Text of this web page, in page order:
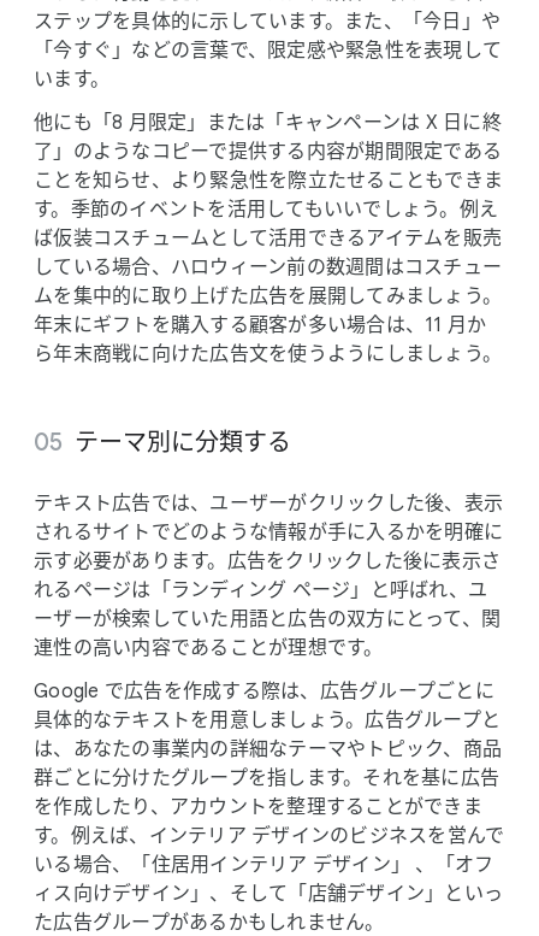
ステップを​具体的に​示しています。​また、​「今日」や​
「今すぐ」などの​言葉で、​限定感や​緊急性を​表現して
います。
他にも​「8 月限定」または​「キャンペーンは X 日に​終
了」のような​コピーで​提供する​内容が​期間限定である​
ことを​知らせ、​より​緊急性を​際立たせる​ことも​できま
す。​季節の​イベントを​活用しても​いいでしょう。​例え
ば​仮装コスチュームと​して​活用できる​アイテムを​販売
している​場合、​ハロウィーン前の​数週間は​コスチュー
ムを​集中的に​取り上げた​広告を​展開してみましょう。​
年末に​ギフトを​購入する​顧客が​多い​場合は、​11 月か
ら​年末商戦に​向けた​広告文を​使うようにしましょう。
テーマ別に​分類する
テキスト​広告では、​ユーザーが​クリックした後、​表示
される​サイトで​どのような​情報が​手に​入るかを​明確に​
示す必要が​あります。​広告を​クリックした​後に​表示さ
れる​ページは​「ランディング ページ」と​呼ばれ、​ユ
ーザーが​検索していた​用語と​広告の​双方に​とって、​関
連性の​高い​内容である​ことが​理想です。
Google で​広告を​作成する​際は、​広告グループごとに​
具体的な​テキストを​用意しましょう。​広告グループと
は、​あなたの​事業内の​詳細な​テーマや​トピック、​商品
群ごとに​分けた​グループを​指します。​それを​基に​広告
を​作成したり、​アカウントを​整理する​ことができま
す。​例えば、​インテリア デザインの​ビジネスを​営んで
いる​場合、​「住居用インテリア デザイン」 、​「オフ
ィス向けデザイン」、​そして​「店舗デザイン」と​いっ
た​広告グループが​あるかもしれません。